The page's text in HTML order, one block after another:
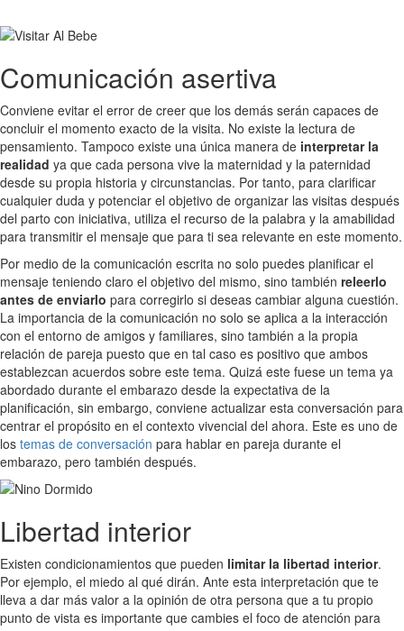
Comunicación asertiva
Conviene evitar el error de creer que los demás serán capaces de
concluir el momento exacto de la visita. No existe la lectura de
pensamiento. Tampoco existe una única manera de interpretar la
realidad ya que cada persona vive la maternidad y la paternidad
desde su propia historia y circunstancias. Por tanto, para clarificar
cualquier duda y potenciar el objetivo de organizar las visitas después
del parto con iniciativa, utiliza el recurso de la palabra y la amabilidad
para transmitir el mensaje que para ti sea relevante en este momento.
Por medio de la comunicación escrita no solo puedes planificar el
mensaje teniendo claro el objetivo del mismo, sino también releerlo
antes de enviarlo para corregirlo si deseas cambiar alguna cuestión.
La importancia de la comunicación no solo se aplica a la interacción
con el entorno de amigos y familiares, sino también a la propia
relación de pareja puesto que en tal caso es positivo que ambos
establezcan acuerdos sobre este tema. Quizá este fuese un tema ya
abordado durante el embarazo desde la expectativa de la
planificación, sin embargo, conviene actualizar esta conversación para
centrar el propósito en el contexto vivencial del ahora. Este es uno de
los temas de conversación para hablar en pareja durante el
embarazo, pero también después.
Libertad interior
Existen condicionamientos que pueden limitar la libertad interior.
Por ejemplo, el miedo al qué dirán. Ante esta interpretación que te
lleva a dar más valor a la opinión de otra persona que a tu propio
punto de vista es importante que cambies el foco de atención para